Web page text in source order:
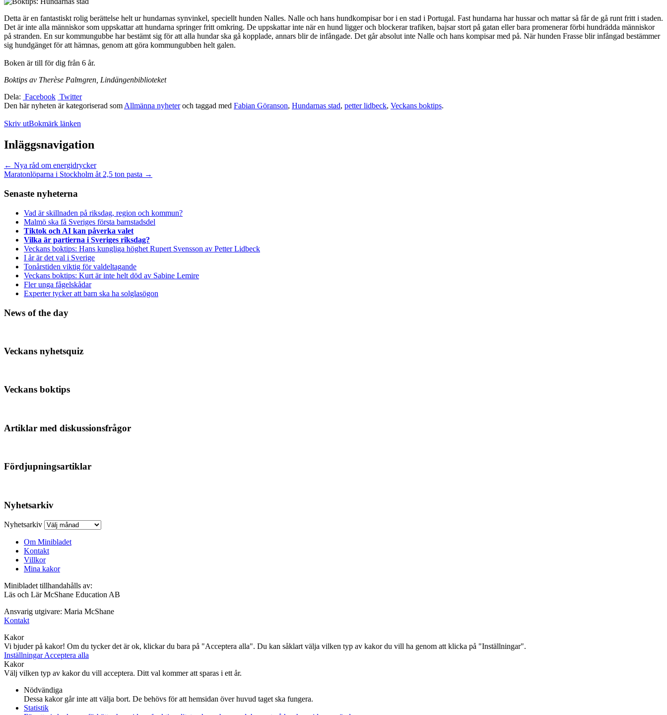
Detta är en fantastiskt rolig berättelse helt ur hundarnas synvinkel, speciellt hunden Nalles. Nalle och hans hundkompisar bor i en stad i Portugal. Fast hundarna har hussar och mattar så får de gå runt fritt i staden.
Det är inte alla människor som uppskattar att hundarna springer fritt omkring. De uppskattar inte när en hund ligger och blockerar trafiken, bajsar stort på gatan eller bara promenerar förbi hundrädda människor
på stranden. En sur kommungubbe har bestämt sig för att alla hundar ska gå kopplade, annars blir de infångade. Det går absolut inte Nalle och hans kompisar med på. När hunden Frasse blir infångad bestämmer
sig hundgänget för att hämnas, genom att göra kommungubben helt galen.
Boken är till för dig från 6 år.
Boktips av Therèse Palmgren, Lindängenbiblioteket
Dela: Facebook Twitter
Den här nyheten är kategoriserad som Allmänna nyheteroch taggad med Fabian Göranson, Hundarnas stad, petter lidbeck, Veckans boktips.
Skriv utBokmärk länken
Inläggsnavigation
← Nya råd om energidrycker
Maratonlöparna i Stockholm åt 2,5 ton pasta →
Senaste nyheterna
Vad är skillnaden på riksdag, region och kommun?
Malmö ska få Sveriges första barnstadsdel
Tiktok och AI kan påverka valet
Vilka är partierna i Sveriges riksdag?
Veckans boktips: Hans kungliga höghet Rupert Svensson av Petter Lidbeck
I år är det val i Sverige
Tonårstiden viktig för valdeltagande
Veckans boktips: Kurt är inte helt död av Sabine Lemire
Fler unga fågelskådar
Experter tycker att barn ska ha solglasögon
News of the day
Veckans nyhetsquiz
Veckans boktips
Artiklar med diskussionsfrågor
Fördjupningsartiklar
Nyhetsarkiv
Nyhetsarkiv
Om Minibladet
Kontakt
Villkor
Mina kakor
Minibladet tillhandahålls av:
Läs och Lär McShane Education AB
Ansvarig utgivare: Maria McShane
Kontakt
Kakor
Vi bjuder på kakor! Om du tycker det är ok, klickar du bara på "Acceptera alla". Du kan såklart välja vilken typ av kakor du vill ha genom att klicka på "Inställningar".
InställningarAcceptera alla
Kakor
Välj vilken typ av kakor du vill acceptera. Ditt val kommer att sparas i ett år.
Nödvändiga
Dessa kakor går inte att välja bort. De behövs för att hemsidan över huvud taget ska fungera.
Statistik